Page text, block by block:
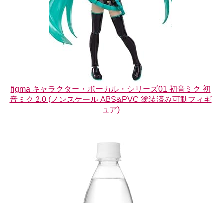
figma キャラクター・ボーカル・シリーズ01 初音ミク 初
音ミク 2.0 (ノンスケール ABS&PVC 塗装済み可動フィギ
ュア)